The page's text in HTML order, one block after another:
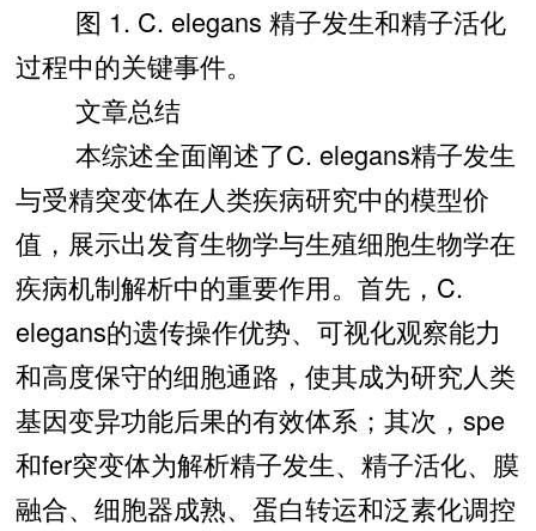
图 1. C. elegans 精子发生和精子活化
过程中的关键事件。
文章总结
本综述全面阐述了C. elegans精子发生
与受精突变体在人类疾病研究中的模型价
值，展示出发育生物学与生殖细胞生物学在
疾病机制解析中的重要作用。首先，C.
elegans的遗传操作优势、可视化观察能力
和高度保守的细胞通路，使其成为研究人类
基因变异功能后果的有效体系；其次，spe
和fer突变体为解析精子发生、精子活化、膜
融合、细胞器成熟、蛋白转运和泛素化调控